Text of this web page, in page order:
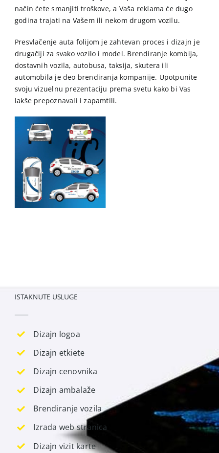
način ćete smanjiti troškove, a Vaša reklama će dugo
godina trajati na Vašem ili nekom drugom vozilu.
Presvlačenje auta folijom je zahtevan proces i dizajn je
drugačiji za svako vozilo i model. Brendiranje kombija,
dostavnih vozila, autobusa, taksija, skutera ili
automobila je deo brendiranja kompanije. Upotpunite
svoju vizuelnu prezentaciju prema svetu kako bi Vas
lakše prepoznavali i zapamtili.
ISTAKNUTE USLUGE
Dizajn logoa
Dizajn etkiete
Dizajn cenovnika
Dizajn ambalaže
Brendiranje vozila
Izrada web stranica
Dizajn vizit karte